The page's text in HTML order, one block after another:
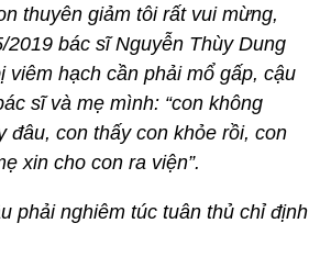
thuyên giảm tôi rất vui mừng,
2019 bác sĩ Nguyễn Thùy Dung
viêm hạch cần phải mổ gấp, cậu
sĩ và mẹ mình: “con không
đâu, con thấy con khỏe rồi, con
xin cho con ra viện”.
phải nghiêm túc tuân thủ chỉ định